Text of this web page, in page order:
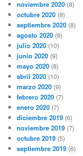
noviembre 2020 (8)
octubre 2020 (8)
septiembre 2020 (8)
agosto 2020 (9)
julio 2020 (10)
junio 2020 (9)
mayo 2020 (8)
abril 2020 (10)
marzo 2020 (9)
febrero 2020 (7)
enero 2020 (7)
diciembre 2019 (6)
noviembre 2019 (7)
octubre 2019 (5)
septiembre 2019 (6)